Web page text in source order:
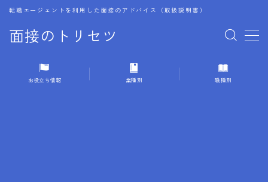
面接のトリセツ
転職エージェントを利用した面接のアドバイス（取扱説明書）
MENU
1.成功する面接戦略
お役立ち情報 業種別 職種別